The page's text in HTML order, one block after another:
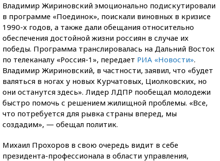
Владимир Жириновский эмоционально подискутировали
в программе «Поединок», поискали виновных в кризисе
1990-х годов, а также дали обещания относительно
обеспечения достойной жизни россиян в случае их
победы. Программа транслировалась на Дальний Восток
по телеканалу «Россия-1», передает РИА «Новости».
Владимир Жириновский, в частности, заявил, что «будет
валяться в ногах у новых Курчатовых, Циолковских, но
они останутся здесь». Лидер ЛДПР пообещал молодежи
быстро помочь с решением жилищной проблемы. «Все,
что потребуется для рывка страны вперед, мы
создадим», — обещал политик.
Михаил Прохоров в свою очередь видит в себе
президента-профессионала в области управления,